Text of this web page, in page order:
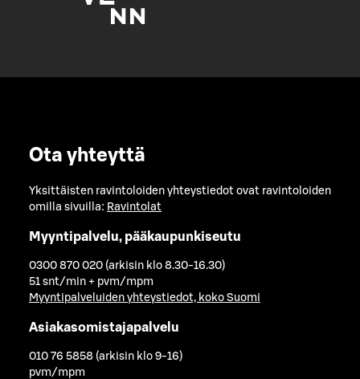
Ota yhteyttä
Yksittäisten ravintoloiden yhteystiedot ovat ravintoloiden
omilla sivuilla: Ravintolat
Myyntipalvelu, pääkaupunkiseutu
0300 870 020 (arkisin klo 8.30-16.30)
51 snt/min + pvm/mpm
Myyntipalveluiden yhteystiedot, koko Suomi
Asiakasomistajapalvelu
010 76 5858 (arkisin klo 9-16)
pvm/mpm